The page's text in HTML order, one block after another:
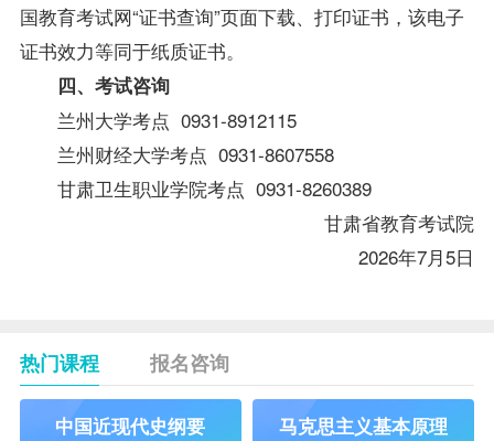
国教育考试网“证书查询”页面下载、打印证书，该电子
证书效力等同于纸质证书。
四、考试咨询
兰州大学考点 0931-8912115
兰州财经大学考点 0931-8607558
甘肃卫生职业学院考点 0931-8260389
甘肃省教育考试院
2026年7月5日
热门课程 报名咨询
中国近现代史纲要 马克思主义基本原理